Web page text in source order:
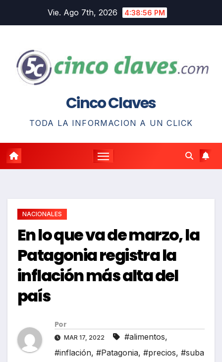
Vie. Ago 7th, 2026 4:38:57 PM
Cinco Claves
TODA LA INFORMACION A UN CLICK
NACIONALES
En lo que va de marzo, la
Patagonia registra la
inflación más alta del
país
Por
MAR 17, 2022 #alimentos,
#inflación, #Patagonia, #precios, #suba